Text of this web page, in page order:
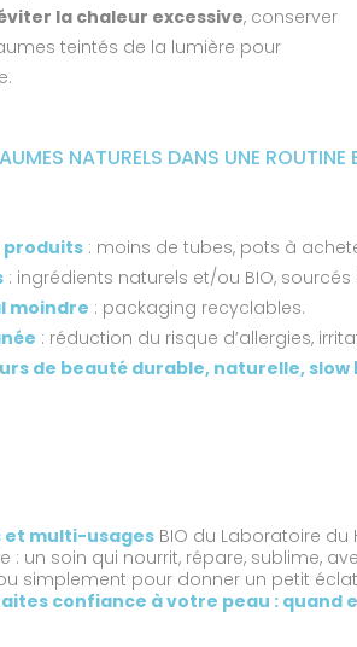
la chaleur excessive, conserver
teintés de la lumière pour
NATURELS DANS UNE ROUTINE
produits : moins de tubes, pots à
: ingrédients naturels et/ou BIO,
moindre : packaging recyclables.
: réduction du risque d’allergies,
de beauté durable, naturelle, slow
et multi-usagesBIO du Laboratoire du
: un soin qui nourrit, répare, sublime,
simplement pour donner un petit
confiance à votre peau : quand